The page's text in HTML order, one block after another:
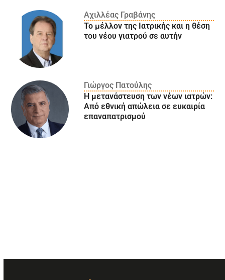
Αχιλλέας Γραβάνης
Το μέλλον της Ιατρικής και η θέση
του νέου γιατρού σε αυτήν
Γιώργος Πατούλης
Η μετανάστευση των νέων ιατρών:
Aπό εθνική απώλεια σε ευκαιρία
επαναπατρισμού